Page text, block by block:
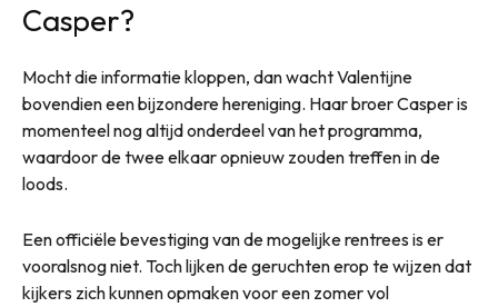
Casper?
Mocht die informatie kloppen, dan wacht Valentijne
bovendien een bijzondere hereniging. Haar broer Casper is
momenteel nog altijd onderdeel van het programma,
waardoor de twee elkaar opnieuw zouden treffen in de
loods.
Een officiële bevestiging van de mogelijke rentrees is er
vooralsnog niet. Toch lijken de geruchten erop te wijzen dat
kijkers zich kunnen opmaken voor een zomer vol